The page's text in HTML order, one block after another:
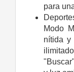
para
Modo
nítida y